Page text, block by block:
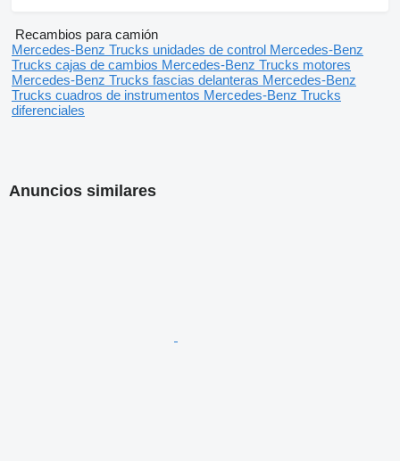
Recambios para camión
Mercedes-Benz Trucks unidades de control Mercedes-Benz
Trucks cajas de cambios Mercedes-Benz Trucks motores
Mercedes-Benz Trucks fascias delanteras Mercedes-Benz
Trucks cuadros de instrumentos Mercedes-Benz Trucks
diferenciales
Anuncios similares